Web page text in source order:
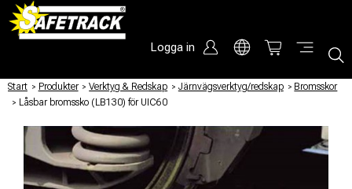
Logga in
Start / Produkter / Verktyg & Redskap / Järnvägsverktyg/redskap / Bromsskor
/ Låsbar bromssko (LB130) för UIC60